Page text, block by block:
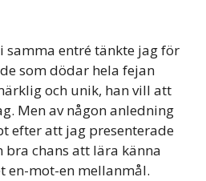
samma entré tänkte jag för
som dödar hela fejan
och unik, han vill att
Men av någon anledning
efter att jag presenterade
bra chans att lära känna
en-mot-en mellanmål.